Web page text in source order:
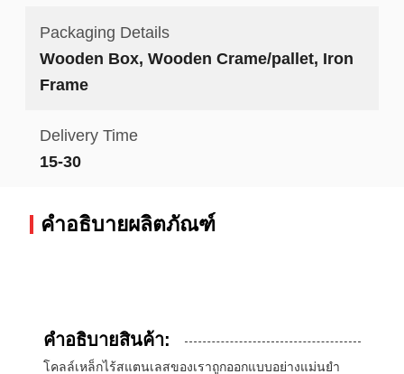
Packaging Details
Wooden Box, Wooden Crame/pallet, Iron
Frame
Delivery Time
15-30
คำอธิบายผลิตภัณฑ์
คําอธิบายสินค้า:
โคลล์เหล็กไร้สแตนเลสของเราถูกออกแบบอย่างแม่นยํา